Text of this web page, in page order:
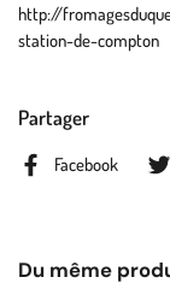
http://
station-de-compton
Partager
Facebook
Du même